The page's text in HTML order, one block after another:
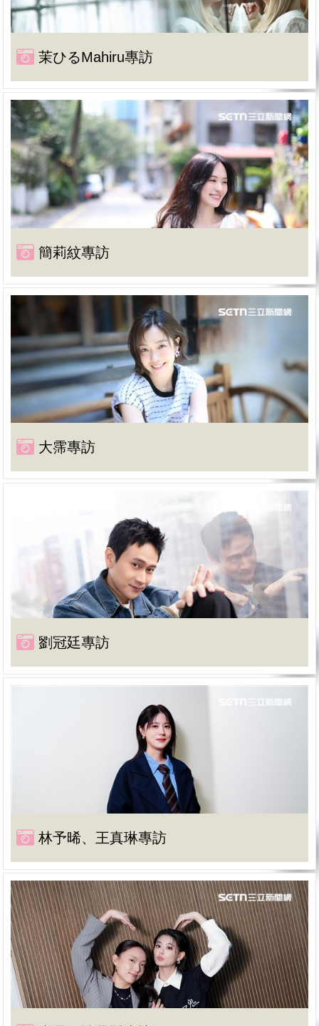
茉ひるMahiru專訪
簡莉紋專訪
大霈專訪
劉冠廷專訪
林予晞、王真琳專訪